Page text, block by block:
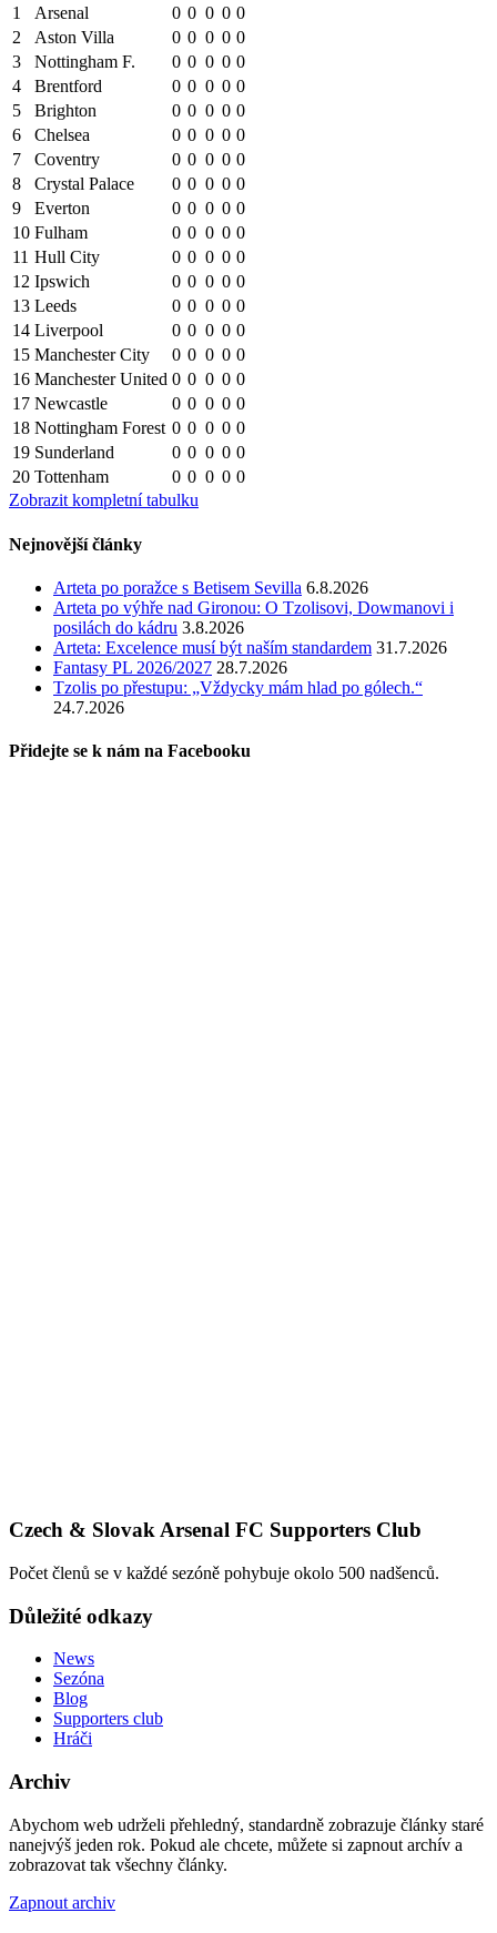
1
Arsenal 0 0 0 0 0
2
Aston Villa 0 0 0 0 0
3
Nottingham F. 0 0 0 0 0
4
Brentford 0 0 0 0 0
5
Brighton 0 0 0 0 0
6
Chelsea 0 0 0 0 0
7
Coventry 0 0 0 0 0
8
Crystal Palace 0 0 0 0 0
9
Everton 0 0 0 0 0
10 Fulham 0 0 0 0 0
11 Hull City 0 0 0 0 0
12 Ipswich 0 0 0 0 0
13 Leeds 0 0 0 0 0
14 Liverpool 0 0 0 0 0
15 Manchester City 0 0 0 0 0
16 Manchester United 0 0 0 0 0
17 Newcastle 0 0 0 0 0
18 Nottingham Forest 0 0 0 0 0
19 Sunderland 0 0 0 0 0
20 Tottenham 0 0 0 0 0
Zobrazit kompletní tabulku
Nejnovější články
Arteta po poražce s Betisem Sevilla 6.8.2026
Arteta po výhře nad Gironou: O Tzolisovi, Dowmanovi i
posilách do kádru 3.8.2026
Arteta: Excelence musí být naším standardem 31.7.2026
Fantasy PL 2026/2027 28.7.2026
Tzolis po přestupu: „Vždycky mám hlad po gólech.“
24.7.2026
Přidejte se k nám na Facebooku
Czech & Slovak Arsenal FC Supporters Club
Počet členů se v každé sezóně pohybuje okolo 500 nadšenců.
Důležité odkazy
News
Sezóna
Blog
Supporters club
Hráči
Archiv
Abychom web udrželi přehledný, standardně zobrazuje články staré
nanejvýš jeden rok. Pokud ale chcete, můžete si zapnout archív a
zobrazovat tak všechny články.
Zapnout archiv